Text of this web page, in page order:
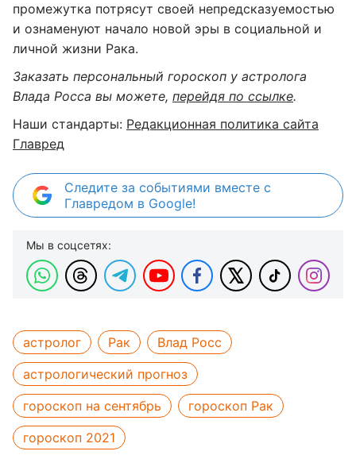
промежутка потрясут своей непредсказуемостью
и ознаменуют начало новой эры в социальной и
личной жизни Рака.
Заказать персональный гороскоп у астролога
Влада Росса вы можете, перейдя по ссылке.
Наши стандарты: Редакционная политика сайта
Главред
Следите за событиями вместе с
Главредом в Google!
Мы в соцсетях:
астролог Рак
Влад Росс
астрологический прогноз
гороскоп на сентябрь
гороскоп Рак
гороскоп 2021